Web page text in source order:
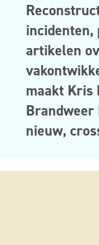
incidenten,
artikelen
va
maakt Kris
Brandweer
nieuw,